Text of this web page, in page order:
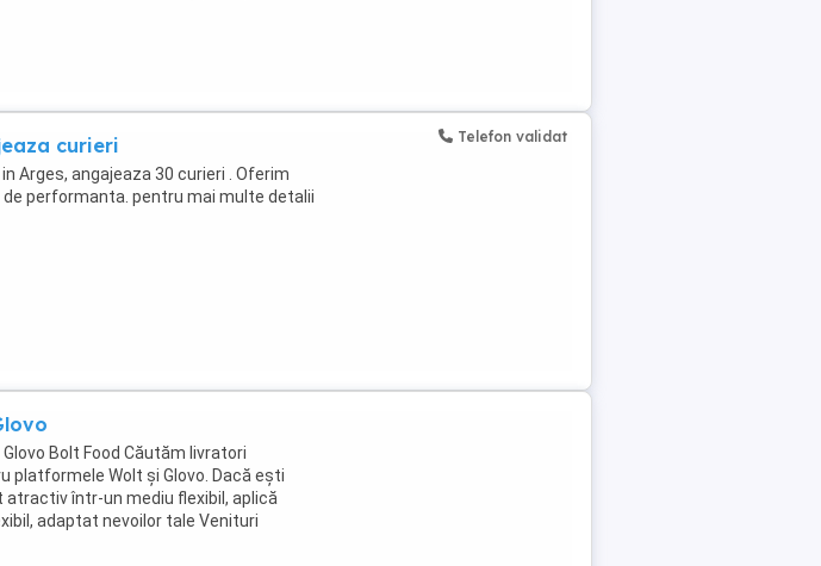
curieri
Arges, angajeaza 30 curieri . Oferim
performanta. pentru mai multe detalii
Telefon validat
Bolt Food Căutăm livratori
platformele Wolt și Glovo. Dacă ești
într-un mediu flexibil, aplică
adaptat nevoilor tale Venituri